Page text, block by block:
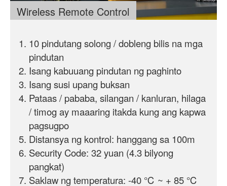
Wireless Remote Control
10 pindutang solong / dobleng bilis na mga
pindutan
Isang kabuuang pindutan ng paghinto
Isang susi upang buksan
Pataas / pababa, silangan / kanluran, hilaga
/ timog ay maaaring itakda kung ang kapwa
pagsugpo
Distansya ng kontrol: hanggang sa 100m
Security Code: 32 yuan (4.3 bilyong
pangkat)
Saklaw ng temperatura: -40 ℃ ~ + 85 ℃